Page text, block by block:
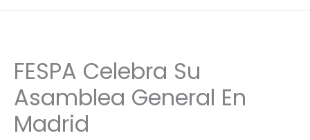
FESPA Celebra Su
Asamblea General En
Madrid